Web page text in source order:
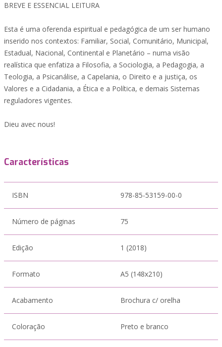
BREVE E ESSENCIAL LEITURA
Esta é uma oferenda espiritual e pedagógica de um ser humano
inserido nos contextos: Familiar, Social, Comunitário, Municipal,
Estadual, Nacional, Continental e Planetário – numa visão
realística que enfatiza a Filosofia, a Sociologia, a Pedagogia, a
Teologia, a Psicanálise, a Capelania, o Direito e a justiça, os
Valores e a Cidadania, a Ética e a Política, e demais Sistemas
reguladores vigentes.
Dieu avec nous!
Características
ISBN 978-85-53159-00-0
Número de páginas 75
Edição 1 (2018)
Formato A5 (148x210)
Acabamento Brochura c/ orelha
Coloração Preto e branco